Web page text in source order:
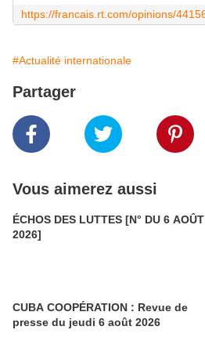
#Actualité internationale
Partager
Vous aimerez aussi
ÉCHOS DES LUTTES [N° DU 6 AOÛT
2026]
CUBA COOPÉRATION : Revue de
presse du jeudi 6 août 2026